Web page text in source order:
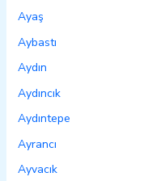
Ayaş
Aybastı
Aydın
Aydıncık
Aydıntepe
Ayrancı
Ayvacık